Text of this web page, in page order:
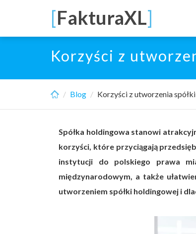
main
[FakturaXL]
Korzyści z
Blog Korzyści z utworzenia
Spółka holdingowa stanowi
korzyści, które przyciągają
instytucji do polskiego prawa
międzynarodowym, a także
utworzeniem spółki holdingowej i